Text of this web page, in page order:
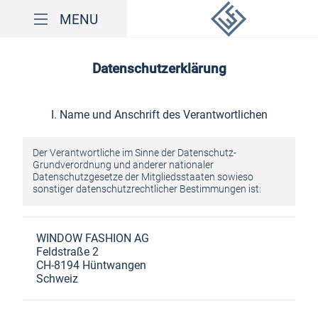
MENU
Bereitstellung der Webseite und Erstellung von Logfiles
Verwendung von Cookies
Kontaktformulare und E-Mail-Kontakt
Rechte der betroffenen Person
Drittanbieter und Auftragsdatenverarbeitung
Datenschutzerklärung
I. Name und Anschrift des Verantwortlichen
Der Verantwortliche im Sinne der Datenschutz-
Grundverordnung und anderer nationaler
Datenschutzgesetze der Mitgliedsstaaten sowieso
sonstiger datenschutzrechtlicher Bestimmungen ist:
WINDOW FASHION AG
Feldstraße 2
CH-8194 Hüntwangen
Schweiz